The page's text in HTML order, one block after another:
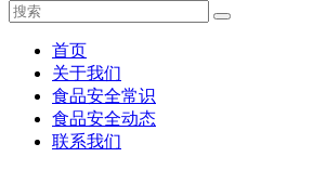
首页
关于我们
食品安全常识
食品安全动态
联系我们